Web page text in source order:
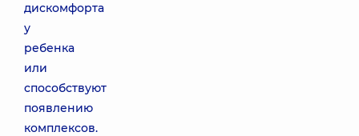
дискомфорта
у
ребенка
или
способствуют
появлению
комплексов.